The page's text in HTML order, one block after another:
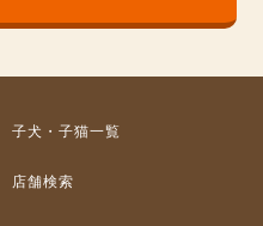
子犬・子猫一覧
店舗検索